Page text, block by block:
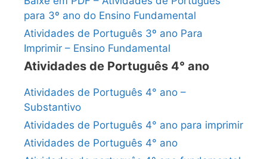
para 3º ano do Ensino Fundamental
Atividades de Português 3º ano Para
Imprimir – Ensino Fundamental
Atividades de Português 4° ano
Atividades de Português 4° ano –
Substantivo
Atividades de Português 4° ano para imprimir
Atividades de Português 4° ano